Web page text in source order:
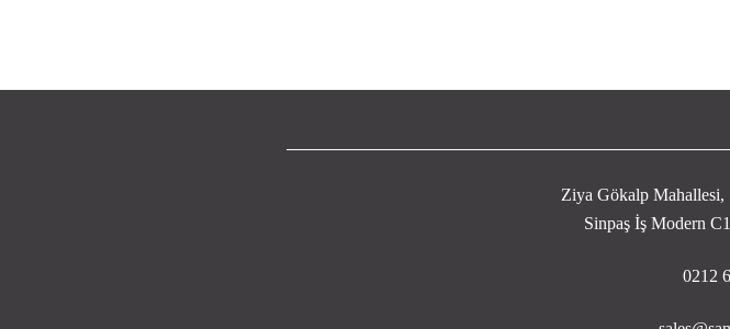
Ziya Gökalp Mahallesi,
Sinpaş İş Modern
0212